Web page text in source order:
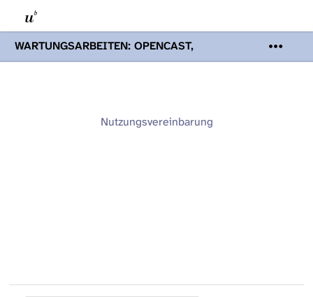
WARTUNGSARBEITEN: OPENCAST,
PODCASTS & TOBIRA
Mi 19. August
Opencast-Videos und Tobira nicht zur
Nutzungsvereinbarung